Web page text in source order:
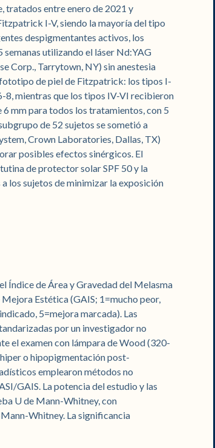
tratados entre enero de 2021 y
I-V, siendo la mayoría del tipo
despigmentantes activos, los
utilizando el láser Nd:YAG
Corp., Tarrytown, NY) sin anestesia
de piel de Fitzpatrick: los tipos I-
8, mientras que los tipos IV-VI recibieron
6 mm para todos los tratamientos, con 5
de 52 sujetos se sometió a
Crown Laboratories, Dallas, TX)
posibles efectos sinérgicos. El
de protector solar SPF 50 y la
los sujetos de minimizar la exposición
Índice de Área y Gravedad del Melasma
Estética (GAIS; 1=mucho peor,
5=mejora marcada). Las
por un investigador no
el examen con lámpara de Wood (320-
o hipopigmentación post-
emplearon métodos no
GAIS. La potencia del estudio y las
U de Mann-Whitney, con
Whitney. La significancia